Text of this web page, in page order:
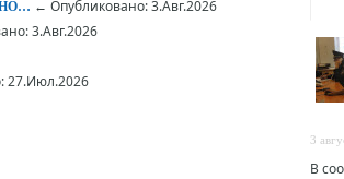
← Опубликовано: 3.Авг.2026
3.Авг.2026
27.Июл.2026
3
В